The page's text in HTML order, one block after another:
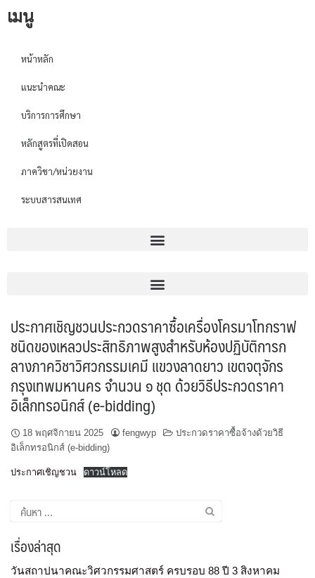
เมนู
หน้าหลัก
แนะนำคณะ
บริการการศึกษา
หลักสูตรที่เปิดสอน
ภาควิชา/หน่วยงาน
ระบบสารสนเทศ
ประกาศเชิญชวนประกวดราคาซื้อเครื่องโครมาโทกราฟ
ชนิดของเหลวประสิทธิภาพสูงสำหรับห้องปฏิบัติการก
ลางภาควิชาวิศวกรรมเคมี แขวงลาดยาว เขตจตุจักร
กรุงเทพมหานคร จำนวน ๑ ชุด ด้วยวิธีประกวดราคา
อิเล็กทรอนิกส์ (e-bidding)
18 พฤศจิกายน 2025 fengwyp
ประกวดราคาซื้อจ้างด้วยวิธี
อิเล็กทรอนิกส์ (e-bidding)
ประกาศเชิญชวน ดาวน์โหลด
เรื่องล่าสุด
วันสถาปนาคณะวิศวกรรมศาสตร์ ครบรอบ 88 ปี 3 สิงหาคม